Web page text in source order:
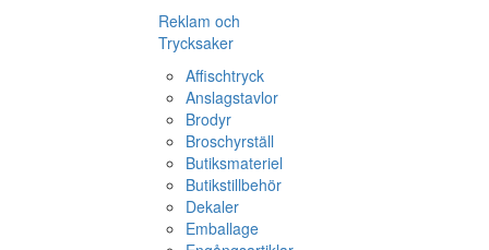
Reklam och
Trycksaker
Affischtryck
Anslagstavlor
Brodyr
Broschyrställ
Butiksmateriel
Butikstillbehör
Dekaler
Emballage